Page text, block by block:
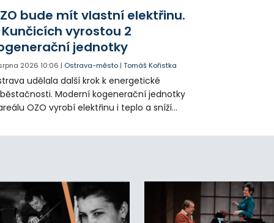
prostřednictvím QR kódů u
bude mít vlastní elektřinu.
Kunčicích vyrostou 2
jednotky
2026 10:06 | Ostrava-město |Tomáš Kořistka
udělala další krok k energetické
Moderní kogenerační jednotky
OZO vyrobí elektřinu i teplo a sníží
přímo v Kunčicích.